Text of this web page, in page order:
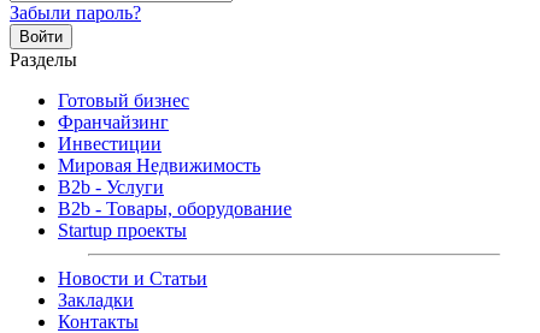
Забыли пароль?
Войти
Разделы
Готовый бизнес
Франчайзинг
Инвестиции
Мировая Недвижимость
B2b - Услуги
B2b - Товары, оборудование
Startup проекты
Новости и Статьи
Закладки
Контакты